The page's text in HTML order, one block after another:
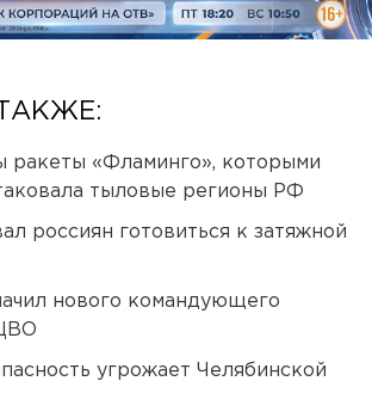
ракеты «Фламинго», которыми
тыловые регионы РФ
россиян готовиться к затяжной
нового командующего
угрожает Челябинской